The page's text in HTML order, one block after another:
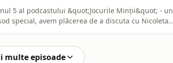
5 al podcastului &quot;Jocurile Minții&quot; - un
multe episoade